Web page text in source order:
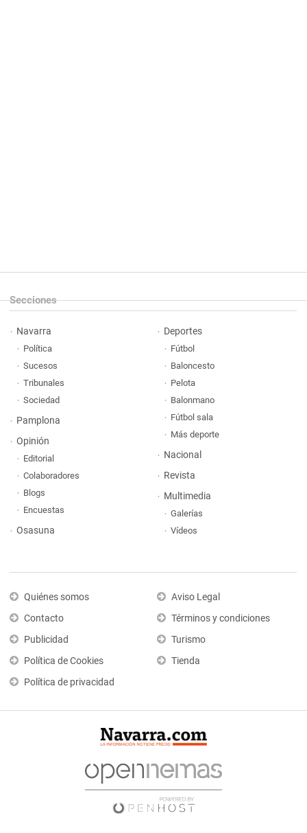
Secciones
Navarra
Política
Sucesos
Tribunales
Sociedad
Pamplona
Opinión
Editorial
Colaboradores
Blogs
Encuestas
Osasuna
Deportes
Fútbol
Baloncesto
Pelota
Balonmano
Fútbol sala
Más deporte
Nacional
Revista
Multimedia
Galerías
Vídeos
Quiénes somos
Contacto
Publicidad
Política de Cookies
Política de privacidad
Aviso Legal
Términos y condiciones
Turismo
Tienda